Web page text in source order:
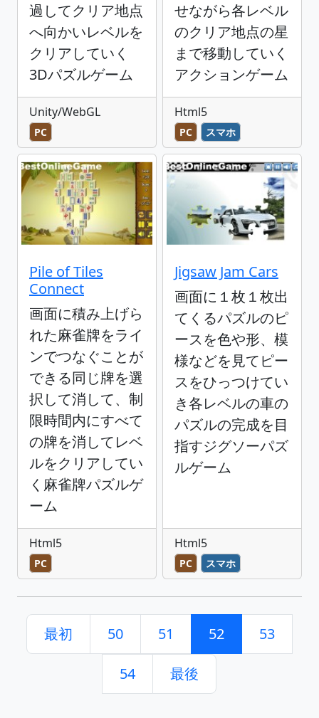
過してクリア地点
へ向かいレベルを
クリアしていく
3Dパズルゲーム
Unity/WebGL
PC
せながら各レベル
のクリア地点の星
まで移動していく
アクションゲーム
Html5
PC スマホ
Pile of Tiles
Connect
画面に積み上げら
れた麻雀牌をライ
ンでつなぐことが
できる同じ牌を選
択して消して、制
限時間内にすべて
の牌を消してレベ
ルをクリアしてい
く麻雀牌パズルゲ
ーム
Html5
PC
Jigsaw Jam Cars
画面に１枚１枚出
てくるパズルのピ
ースを色や形、模
様などを見てピー
スをひっつけてい
き各レベルの車の
パズルの完成を目
指すジグソーパズ
ルゲーム
Html5
PC スマホ
最初 50 51 52 53
54 最後